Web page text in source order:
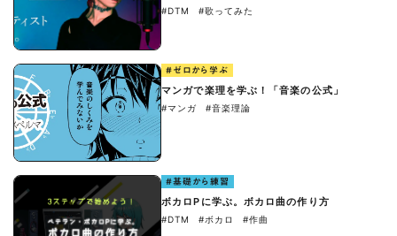
#DTM #歌ってみた
#ゼロから学ぶ
マンガで楽理を学ぶ！「音楽の公式」
#マンガ #音楽理論
#基礎から練習
ボカロPに学ぶ。ボカロ曲の作り方
#DTM #ボカロ #作曲